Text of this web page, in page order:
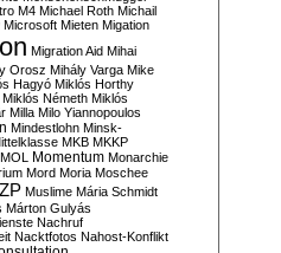
M4 Michael Roth Michail
Microsoft Mieten Migation
Migration Aid Mihai
Orosz Mihály Varga Mike
Hagyó Miklós Horthy
Miklós Németh Miklós
Milla Milo Yiannopoulos
Mindestlohn Minsk-
MKB MKKP
MOL Momentum Monarchie
Mord Moria Moschee
Muslime Mária Schmidt
Márton Gulyás
Nachruf
Nacktfotos Nahost-Konflikt